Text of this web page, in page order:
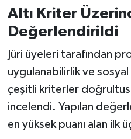
Altı Kriter
Değerlendirildi
Jüri üyeleri tarafından
uygulanabilirlik ve
çeşitli kriterler
incelendi. Yapılan
en yüksek puanı alan ilk